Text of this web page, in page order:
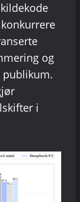
og
publikum.
i